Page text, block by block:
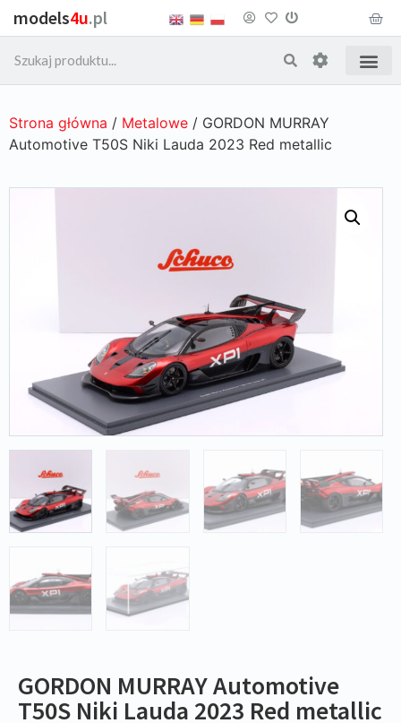
models4u.pl
Strona główna / Metalowe / GORDON MURRAY
Automotive T50S Niki Lauda 2023 Red metallic
GORDON MURRAY Automotive
T50S Niki Lauda 2023 Red metallic